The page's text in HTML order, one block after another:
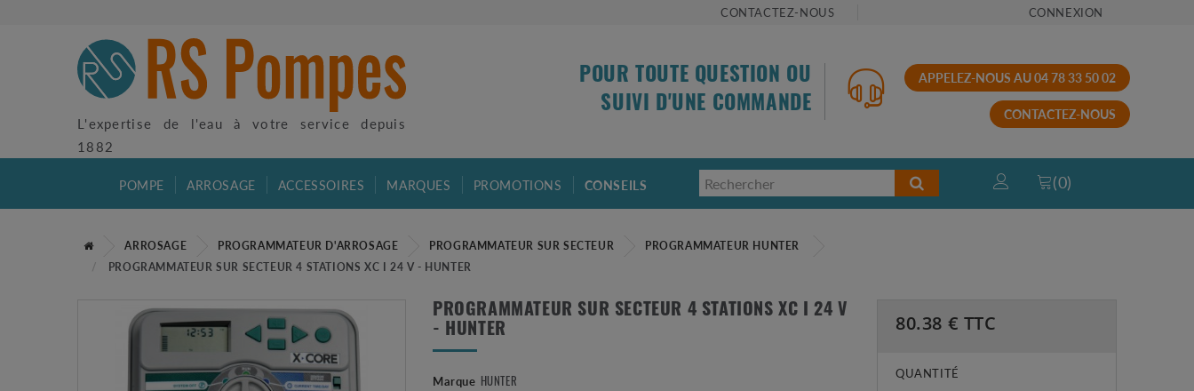
CONTACTEZ-NOUS CONNEXION
L'expertise de l'eau à votre service depuis
1882
POUR TOUTE QUESTION OU
SUIVI D'UNE COMMANDE
APPELEZ-NOUS AU 04 78 33 50 02
CONTACTEZ-NOUS
POMPE ARROSAGE ACCESSOIRES MARQUES PROMOTIONS CONSEILS (0)
ARROSAGE PROGRAMMATEUR D'ARROSAGE PROGRAMMATEUR SUR SECTEUR
PROGRAMMATEUR HUNTER
PROGRAMMATEUR SUR SECTEUR 4 STATIONS XC I 24 V - HUNTER
PROGRAMMATEUR SUR SECTEUR 4 STATIONS XC I 24 V
- HUNTER
Marque HUNTER
80.38 € TTC
QUANTITÉ